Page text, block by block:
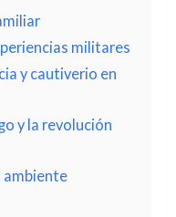
militares
y cautiverio en
y la revolución
ambiente